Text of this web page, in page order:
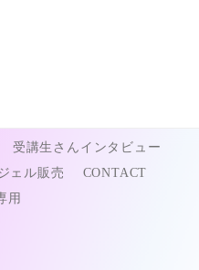
受講生さんインタビュー
ェル販売
CONTACT
用